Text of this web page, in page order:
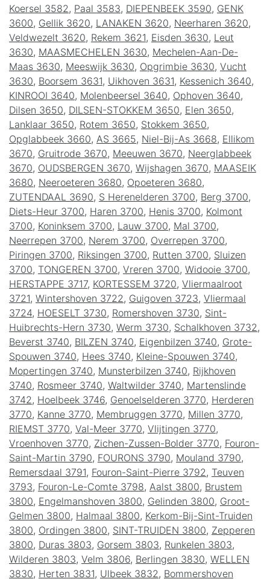
Koersel 3582 , Paal 3583, DIEPENBEEK 3590, GENK
3600, Gellik 3620, LANAKEN 3620, Neerharen 3620,
Veldwezelt 3620, Rekem 3621, Eisden 3630, Leut
3630, MAASMECHELEN 3630, Mechelen-Aan-De-
Maas 3630, Meeswijk 3630, Opgrimbie 3630, Vucht
3630, Boorsem 3631, Uikhoven 3631, Kessenich 3640,
KINROOI 3640, Molenbeersel 3640, Ophoven 3640,
Dilsen 3650, DILSEN-STOKKEM 3650, Elen 3650,
Lanklaar 3650, Rotem 3650, Stokkem 3650,
Opglabbeek 3660, AS 3665, Niel-Bij-As 3668, Ellikom
3670, Gruitrode 3670, Meeuwen 3670, Neerglabbeek
3670, OUDSBERGEN 3670, Wijshagen 3670, MAASEIK
3680, Neeroeteren 3680, Opoeteren 3680,
ZUTENDAAL 3690, S Herenelderen 3700, Berg 3700,
Diets-Heur 3700, Haren 3700, Henis 3700, Kolmont
3700, Koninksem 3700, Lauw 3700, Mal 3700,
Neerrepen 3700, Nerem 3700, Overrepen 3700,
Piringen 3700, Riksingen 3700, Rutten 3700, Sluizen
3700, TONGEREN 3700, Vreren 3700, Widooie 3700,
HERSTAPPE 3717, KORTESSEM 3720, Vliermaalroot
3721, Wintershoven 3722 , Guigoven 3723, Vliermaal
3724, HOESELT 3730, Romershoven 3730, Sint-
Huibrechts-Hern 3730, Werm 3730, Schalkhoven 3732 ,
Beverst 3740, BILZEN 3740, Eigenbilzen 3740, Grote-
Spouwen 3740, Hees 3740, Kleine-Spouwen 3740,
Mopertingen 3740, Munsterbilzen 3740, Rijkhoven
3740, Rosmeer 3740, Waltwilder 3740, Martenslinde
3742 , Hoelbeek 3746, Genoelselderen 3770, Herderen
3770, Kanne 3770, Membruggen 3770, Millen 3770,
RIEMST 3770, Val-Meer 3770, Vlijtingen 3770,
Vroenhoven 3770, Zichen-Zussen-Bolder 3770, Fouron-
Saint-Martin 3790, FOURONS 3790, Mouland 3790,
Remersdaal 3791, Fouron-Saint-Pierre 3792 , Teuven
3793, Fouron-Le-Comte 3798, Aalst 3800, Brustem
3800, Engelmanshoven 3800, Gelinden 3800, Groot-
Gelmen 3800, Halmaal 3800, Kerkom-Bij-Sint-Truiden
3800, Ordingen 3800, SINT-TRUIDEN 3800, Zepperen
3800, Duras 3803, Gorsem 3803, Runkelen 3803,
Wilderen 3803, Velm 3806, Berlingen 3830, WELLEN
3830, Herten 3831, Ulbeek 3832 , Bommershoven